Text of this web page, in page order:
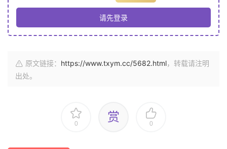
请先登录
原文链接： https://www.txym.cc/5682.html，转载请注明
出处。
0 赏 0